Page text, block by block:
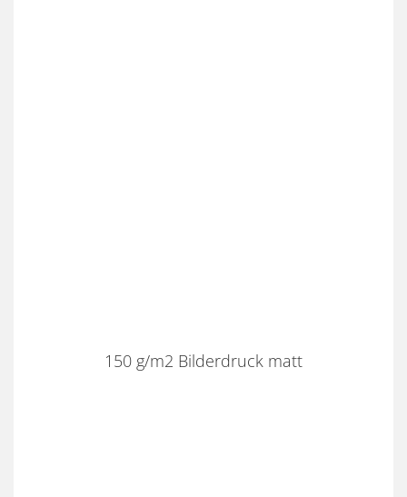
150 g/m2 Bilderdruck matt